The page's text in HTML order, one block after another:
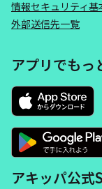
情報セキュリティ基
外部送信先一覧
アプリでもっ
アキッパ公式